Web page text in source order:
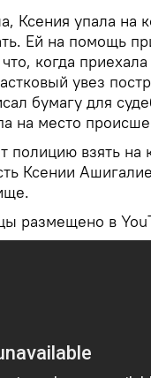
Ксения упала на
Ей на помощь
когда
увез
бумагу для
на место
полицию взять на
Ксении
размещено в